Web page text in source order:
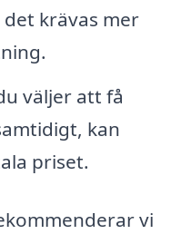
krävas mer
väljer att få
kan
priset.
vi